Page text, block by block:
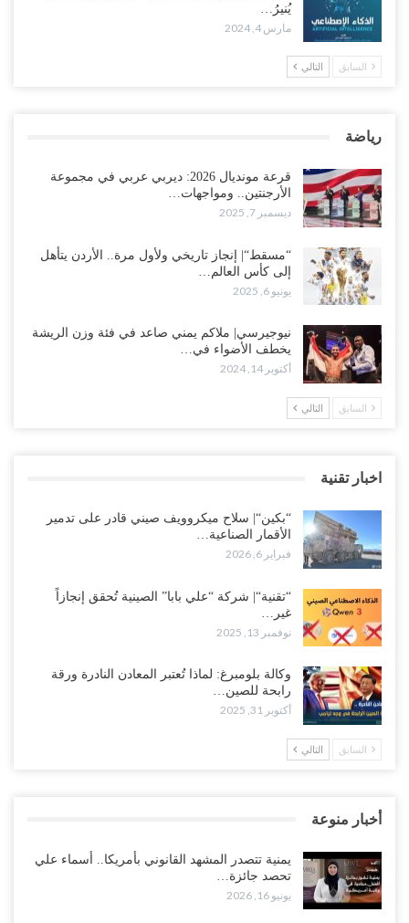
يُنيرُ…
مارس 4, 2024
السابق التالي
رياضة
قرعة مونديال 2026: ديربي عربي في مجموعة
الأرجنتين.. ومواجهات…
ديسمبر 7, 2025
“مسقط“| إنجاز تاريخي ولأول مرة.. الأردن يتأهل
إلى كأس العالم…
يونيو 6, 2025
نيوجيرسي| ملاكم يمني صاعد في فئة وزن الريشة
يخطف الأضواء في…
أكتوبر 14, 2024
السابق التالي
اخبار تقنية
“بكين“| سلاح ميكروويف صيني قادر على تدمير
الأقمار الصناعية…
فبراير 6, 2026
“تقنية“| شركة “علي بابا” الصينية تُحقق إنجازاً
غير…
نوفمبر 13, 2025
وكالة بلومبرغ: لماذا تُعتبر المعادن النادرة ورقة
رابحة للصين…
أكتوبر 31, 2025
السابق التالي
أخبار منوعة
يمنية تتصدر المشهد القانوني بأمريكا.. أسماء علي
تحصد جائزة…
يونيو 16, 2026